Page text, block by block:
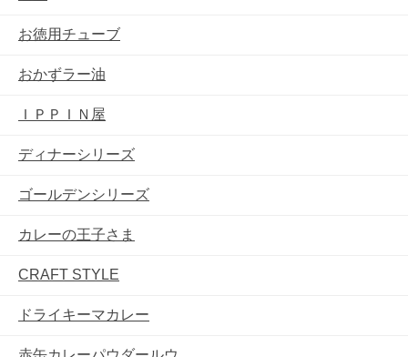
お徳用チューブ
おかずラー油
ＩＰＰＩＮ屋
ディナーシリーズ
ゴールデンシリーズ
カレーの王子さま
CRAFT STYLE
ドライキーマカレー